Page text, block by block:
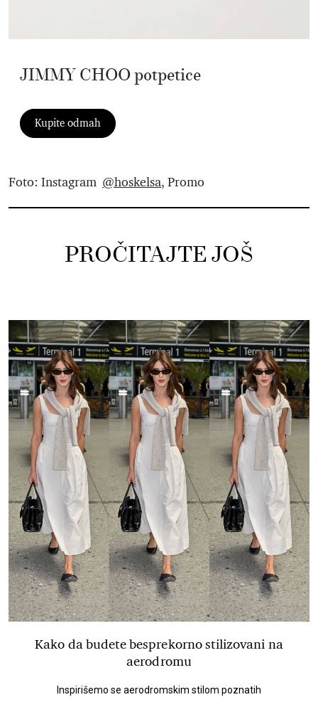
JIMMY CHOO potpetice
Kupite odmah
Foto: Instagram @hoskelsa, Promo
PROČITAJTE JOŠ
Kako da budete besprekorno stilizovani na
aerodromu
Inspirišemo se aerodromskim stilom poznatih